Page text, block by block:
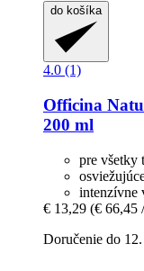
do košíka
4.0 (1)
Officina
200 ml
pre všetky
intenzívne
€ 13,29 (€ 66,45
Doručenie do 12.